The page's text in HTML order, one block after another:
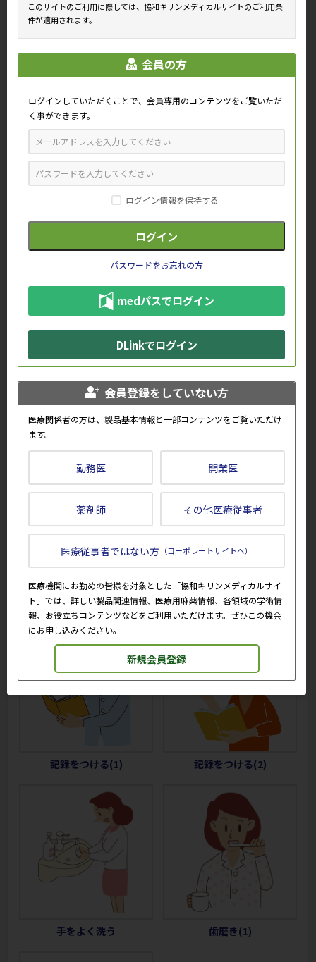
血圧測定 服薬指導
うがい（アニメGIF） マスク（男性）（アニメGIF）
マスク（女性）（アニメGIF）
補聴器（アニメGIF） 電話で相談
記録をつける(1) 記録をつける(2)
手をよく洗う 歯磨き(1)
このサイトのご利用に際しては、協和キリンメディカルサイトのご利用条
件が適用されます。
会員登録をしていない方
医療関係者の方は、製品基本情報と一部コンテンツをご覧いただけ
ます。
勤務医 開業医
薬剤師 その他医療従事者
医療従事者ではない方 （コーポレートサイトへ）
医療機関にお勤めの皆様を対象とした「協和キリンメディカルサイ
ト」では、詳しい製品関連情報、医療用麻薬情報、各領域の学術情
報、お役立ちコンテンツなどをご利用いただけます。ぜひこの機会
にお申し込みください。
新規会員登録
会員の方
ログインしていただくことで、会員専用のコンテンツをご覧いただ
く事ができます。
ログイン情報を保持する
パスワードをお忘れの方
medパスでログイン
DLinkでログイン